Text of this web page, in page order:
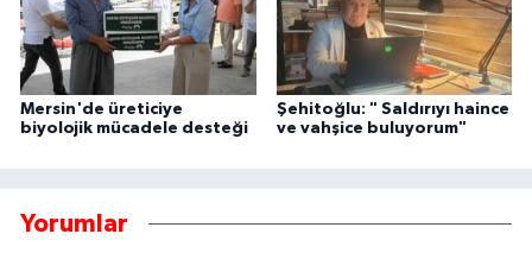
Mersin'de üreticiye
biyolojik mücadele desteği
Şehitoğlu: " Saldırıyı haince
ve vahşice buluyorum"
Yorumlar